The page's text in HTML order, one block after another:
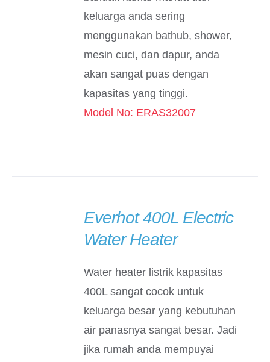
keluarga anda sering
menggunakan bathub, shower,
mesin cuci, dan dapur, anda
akan sangat puas dengan
kapasitas yang tinggi.
Model No: ERAS32007
Everhot 400L Electric
Water Heater
Water heater listrik kapasitas
400L sangat cocok untuk
keluarga besar yang kebutuhan
air panasnya sangat besar. Jadi
jika rumah anda mempuyai